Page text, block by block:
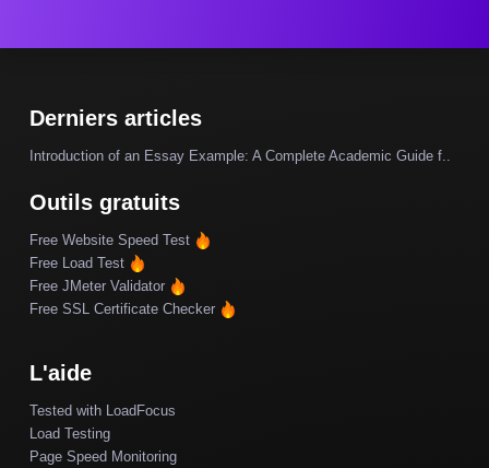
Derniers articles
Introduction of an Essay Example: A Complete Academic Guide f..
Outils gratuits
Free Website Speed Test
Free Load Test
Free JMeter Validator
Free SSL Certificate Checker
L'aide
Tested with LoadFocus
Load Testing
Page Speed Monitoring